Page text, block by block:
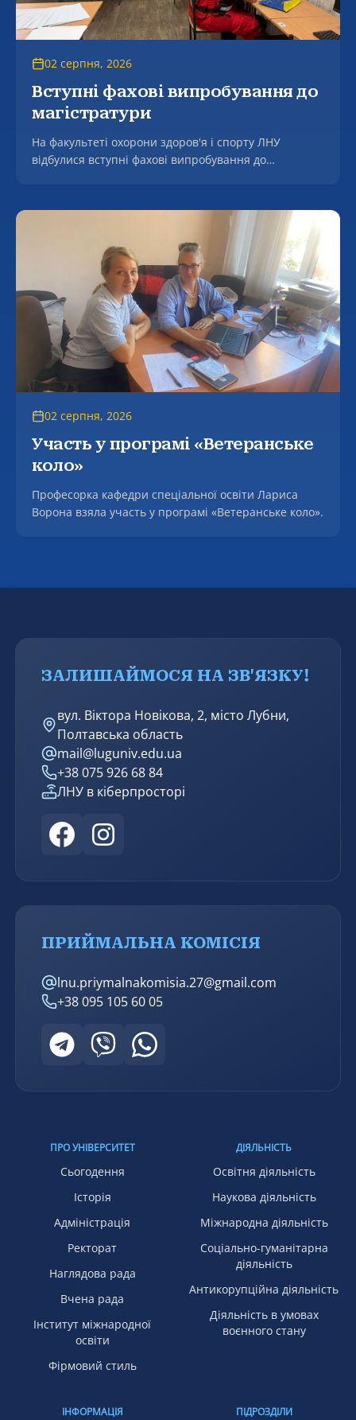
02 серпня, 2026
Вступні фахові випробування до
магістратури
На факультеті охорони здоров'я і спорту ЛНУ
відбулися вступні фахові випробування до
02 серпня, 2026
Участь у програмі «Ветеранське
коло»
Професорка кафедри спеціальної освіти Лариса
Ворона взяла участь у програмі «Ветеранське коло».
ЗАЛИШАЙМОСЯ НА ЗВ'ЯЗКУ!
вул. Віктора Новікова, 2, місто Лубни,
Полтавська область
mail@luguniv.edu.ua
+38 075 926 68 84
ЛНУ в кіберпросторі
ПРИЙМАЛЬНА КОМІСІЯ
lnu.priymalnakomisia.27@gmail.com
+38 095 105 60 05
ПРО УНІВЕРСИТЕТ
Сьогодення
Історія
Адміністрація
Ректорат
Наглядова рада
Вчена рада
Інститут міжнародної
освіти
Фірмовий стиль
ДІЯЛЬНІСТЬ
Освітня діяльність
Наукова діяльність
Міжнародна діяльність
Соціально-гуманітарна
діяльність
Антикорупційна діяльність
Діяльність в умовах
воєнного стану
ІНФОРМАЦІЯ ПІДРОЗДІЛИ